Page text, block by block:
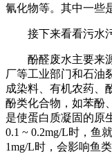
氰化物等。其中一些
接下来看看污水污
酚醛废水主要来源
厂等工业部门和石油
成染料、有机农药、
酚类化合物，如苯酚
是使蛋白质凝固的原
0.1 ~ 0.2mg/L时，鱼
1mg/L时，会影响鱼